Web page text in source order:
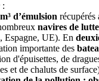
:
³ d’émulsion récupérés
navires de
Espagne, UE). En
importante des
d'épuisettes, de
et de chaluts de